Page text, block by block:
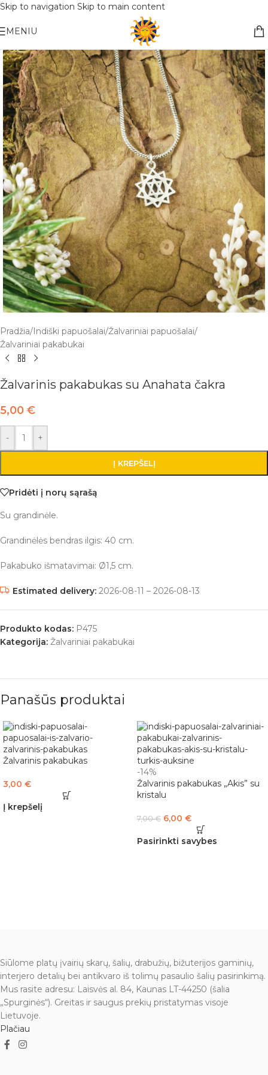
Skip to navigation Skip to main content
Nemokamas pristatymas į paštomatą apsiperkant už 30€!!
MENIU
Pradžia/Indiški papuošalai/Žalvariniai papuošalai/
Žalvariniai pakabukai
Žalvarinis pakabukas su Anahata čakra
5,00 €
- +
Į KREPŠELĮ
Pridėti į norų sąrašą
Su grandinėle.
Grandinėlės bendras ilgis: 40 cm.
Pakabuko išmatavimai: Ø1,5 cm.
Estimated delivery: 2026-08-11 – 2026-08-13
Produkto kodas: P475
Kategorija: Žalvariniai pakabukai
Panašūs produktai
Žalvarinis pakabukas
3,00 €
Į krepšelį
-14%
Žalvarinis pakabukas „Akis” su
kristalu
7,00€ 6,00 €
Pasirinkti savybes
Siūlome platų įvairių skarų, šalių, drabužių, bižuterijos gaminių,
interjero detalių bei antikvaro iš tolimų pasaulio šalių pasirinkimą.
Mus rasite adresu: Laisvės al. 84, Kaunas LT-44250 (šalia
„Spurginės“). Greitas ir saugus prekių pristatymas visoje
Lietuvoje.
Plačiau